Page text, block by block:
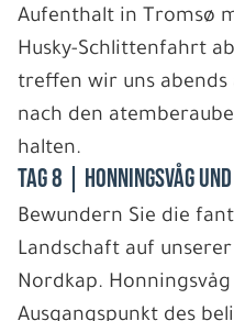
Aufenthalt in Tromsø
Husky-Schlittenfahrt
treffen wir uns abends
nach den
halten.
Tag 8 | Honningsvåg
Bewundern Sie die
Landschaft auf
Nordkap.
Ausgangspunkt des